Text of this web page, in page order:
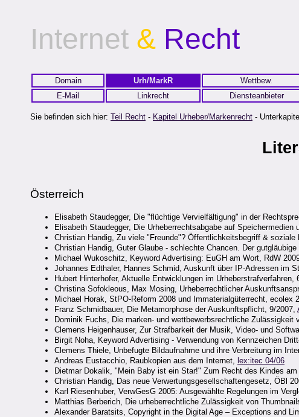
Internet & Recht
Domain Urh/MarkR Wettbew.
E-Mail
Linkrecht Diensteanbieter
Sie befinden sich hier: Teil Recht - Kapitel Urheber/Markenrecht -
Österreich
Elisabeth Staudegger, Die "flüchtige Vervielfältigung" in der
Elisabeth Staudegger, Die Urheberrechtsabgabe auf
Christian Handig, Zu viele "Freunde"? Öffentlichkeitsbegriff & soziale
Christian Handig, Guter Glaube - schlechte Chancen. Der
Michael Wukoschitz, Keyword Advertising: EuGH am Wort, RdW
Johannes Edthaler, Hannes Schmid, Auskunft über IP-Adressen im
Hubert Hinterhofer, Aktuelle Entwicklungen im Urheberstrafverfahren,
Christina Sofokleous, Max Mosing, Urheberrechtlicher
Michael Horak, StPO-Reform 2008 und Immaterialgüterrecht, ecolex
Franz Schmidbauer, Die Metamorphose der Auskunftspflicht, 9/2007,
Dominik Fuchs, Die marken- und wettbewerbsrechtliche
Clemens Heigenhauser, Zur Strafbarkeit der Musik, Video- und
Birgit Noha, Keyword Advertising - Verwendung von Kennzeichen
Clemens Thiele, Unbefugte Bildaufnahme und ihre Verbreitung im
Andreas Eustacchio, Raubkopien aus dem Internet, lex:itec 04/06
Dietmar Dokalik, "Mein Baby ist ein Star!" Zum Recht des Kindes
Christian Handig, Das neue Verwertungsgesellschaftengesetz, ÖBl
Karl Riesenhuber, VerwGesG 2005: Ausgewählte Regelungen im
Matthias Berberich, Die urheberrechtliche Zulässigkeit von
Alexander Baratsits, Copyright in the Digital Age – Exceptions and